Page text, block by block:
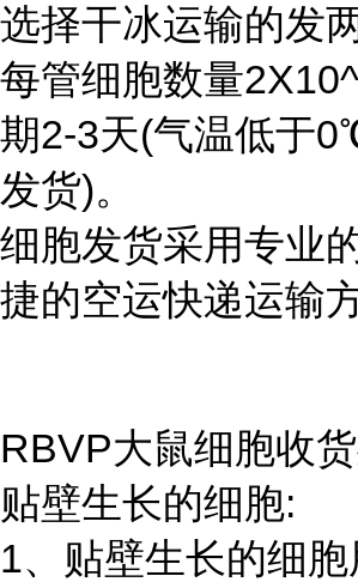
选择干冰运输的发
每管细胞数量
期2-3天(气温低于
发货)。
细胞发货采用专业
捷的空运快递运输方
RBVP大鼠细胞收
贴壁生长的细胞:
1、贴壁生长的细